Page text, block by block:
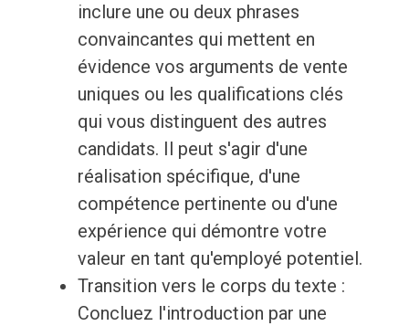
inclure une ou deux phrases
convaincantes qui mettent en
évidence vos arguments de vente
uniques ou les qualifications clés
qui vous distinguent des autres
candidats. Il peut s'agir d'une
réalisation spécifique, d'une
compétence pertinente ou d'une
expérience qui démontre votre
valeur en tant qu'employé potentiel.
Transition vers le corps du texte :
Concluez l'introduction par une